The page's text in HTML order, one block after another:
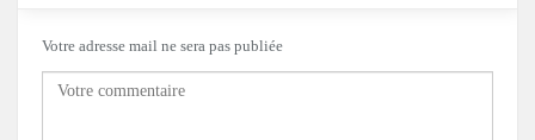
Votre adresse mail ne sera pas publiée